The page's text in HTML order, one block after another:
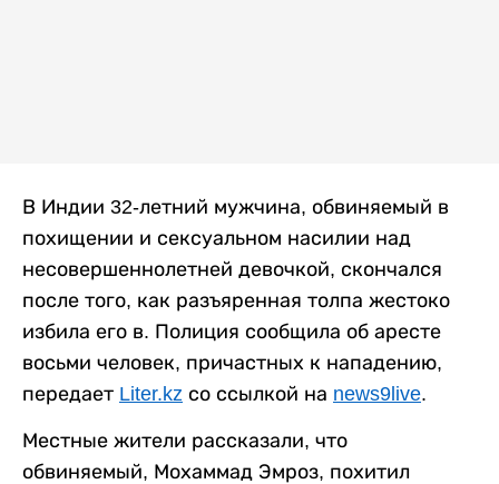
В Индии 32-летний мужчина, обвиняемый в
похищении и сексуальном насилии над
несовершеннолетней девочкой, скончался
после того, как разъяренная толпа жестоко
избила его в. Полиция сообщила об аресте
восьми человек, причастных к нападению,
передает Liter.kz со ссылкой на news9live.
Местные жители рассказали, что
обвиняемый, Мохаммад Эмроз, похитил